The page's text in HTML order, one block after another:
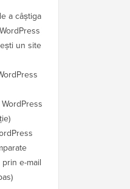
a câștiga
un site
e-mail